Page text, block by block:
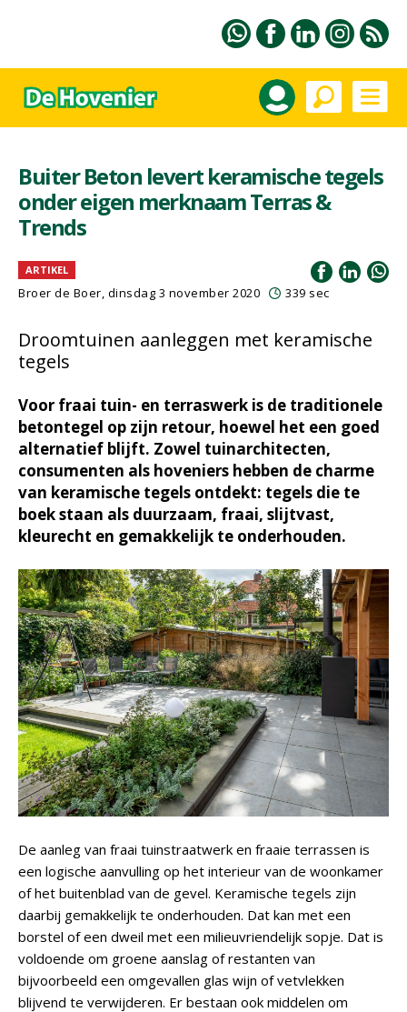
Buiter Beton levert keramische tegels
onder eigen merknaam Terras &
Trends
ARTIKEL
Broer de Boer, dinsdag 3 november 2020 339 sec
Droomtuinen aanleggen met keramische
tegels
Voor fraai tuin- en terraswerk is de traditionele
betontegel op zijn retour, hoewel het een goed
alternatief blijft. Zowel tuinarchitecten,
consumenten als hoveniers hebben de charme
van keramische tegels ontdekt: tegels die te
boek staan als duurzaam, fraai, slijtvast,
kleurecht en gemakkelijk te onderhouden.
De aanleg van fraai tuinstraatwerk en fraaie terrassen is
een logische aanvulling op het interieur van de woonkamer
of het buitenblad van de gevel. Keramische tegels zijn
daarbij gemakkelijk te onderhouden. Dat kan met een
borstel of een dweil met een milieuvriendelijk sopje. Dat is
voldoende om groene aanslag of restanten van
bijvoorbeeld een omgevallen glas wijn of vetvlekken
blijvend te verwijderen. Er bestaan ook middelen om